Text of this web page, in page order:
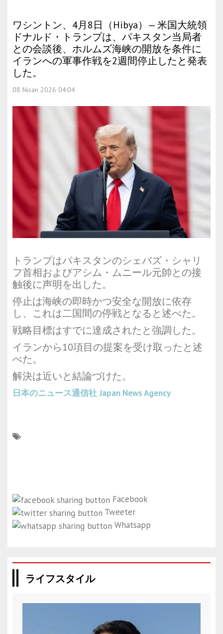
ワシントン、4月8日（Hibya）— 米国大統領
ドナルド・トランプは、パキスタン当局者
との会談後、ホルムズ海峡の開放を条件に
イランへの軍事作戦を2週間停止したと発表
した。
08 Nisan 2026 04:04
トランプはパキスタンのシェバズ・シャリ
フ首相およびアシム・ムニール元帥との接
触後に声明を出した。
停止は海峡の即時かつ安全な開放に依存
し、これは二国間の停戦となると述べた。
戦略目標はすでに達成されたと強調した。
イランから10項目の提案を受け取ったと述
べた。
解決は近いと結論づけた。
日本のニュース通信社 Japan News Agency
Facebook
Tweeter
Whatsapp
ライフスタイル